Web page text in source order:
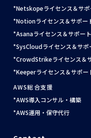
Netskopeライセンス＆サポ
Notionライセンス＆サポー
Asanaライセンス＆サポート
SysCloudライセンス＆サポ
CrowdStrikeライセンス＆
Keeperライセンス＆サポー
AWS総合支援
AWS導入コンサル・構築
AWS運用・保守代行